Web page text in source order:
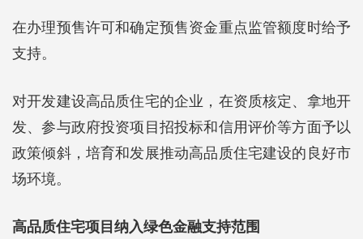
在办理预售许可和确定预售资金重点监管额度时给予
支持。
对开发建设高品质住宅的企业，在资质核定、拿地开
发、参与政府投资项目招投标和信用评价等方面予以
政策倾斜，培育和发展推动高品质住宅建设的良好市
场环境。
高品质住宅项目纳入绿色金融支持范围